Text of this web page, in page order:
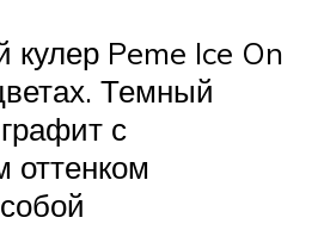
кулер Peme Ice On
Темный
с
оттенком